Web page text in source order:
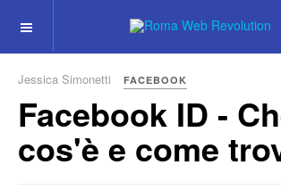
Jessica Simonetti FACEBOOK
Facebook ID -
cos'è e come